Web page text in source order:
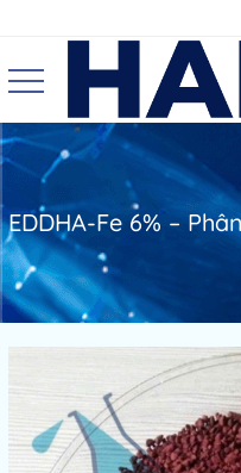
EDDHA-Fe 6% –